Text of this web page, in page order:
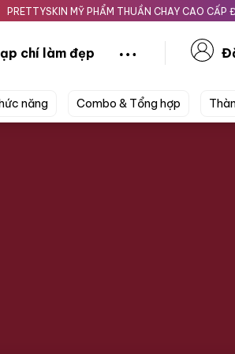
MỸ PHẨM THUẦN CHAY CAO CẤP ĐỘC
chí làm đẹp
năng Combo & Tổng hợp